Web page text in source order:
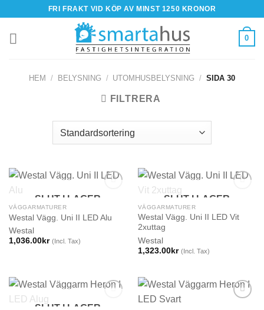
content
FRI FRAKT VID KÖP AV MINST 1250 KRONOR
0
HEM / BELYSNING / UTOMHUSBELYSNING / SIDA 30
FILTRERA
SLUT I LAGER
VÄGGARMATURER
Westal Vägg. Uni II LED Alu
Westal
1,036.00kr (Incl. Tax)
SLUT I LAGER
VÄGGARMATURER
Westal Vägg. Uni II LED Vit
2xuttag
Westal
1,323.00kr (Incl. Tax)